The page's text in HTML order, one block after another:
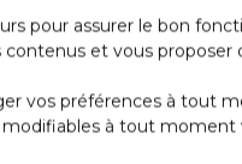
pour assurer le bon
et vous proposer
vos préférences à tout
à tout moment